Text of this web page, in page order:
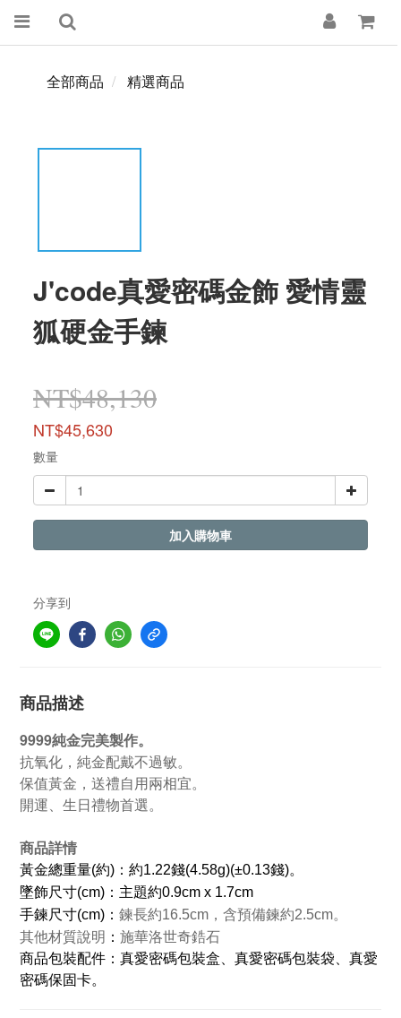
全部商品 精選商品
J'code真愛密碼金飾 愛情靈
狐硬金手鍊
NT$48,130
NT$45,630
數量
加入購物車
分享到
商品描述
9999純金完美製作。
抗氧化，純金配戴不過敏。
保值黃金，送禮自用兩相宜。
開運、生日禮物首選。
商品詳情
黃金總重量(約)：約1.22錢(4.58g)(±0.13錢)。
墜飾尺寸(cm)：主題約0.9cm x 1.7cm
手鍊尺寸(cm)： 鍊長約16.5cm，含預備鍊約2.5cm。
其他材質說明 ： 施華洛世奇鋯石
商品包裝配件：真愛密碼包裝盒、真愛密碼包裝袋、真愛
密碼保固卡。